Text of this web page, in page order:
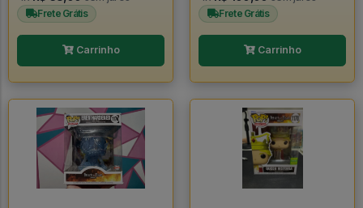
Frete Grátis
Carrinho
Frete Grátis
Carrinho